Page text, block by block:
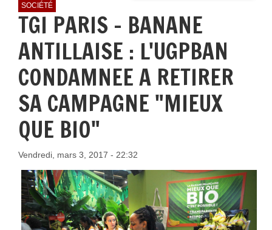
SOCIÉTÉ
TGI PARIS - BANANE
ANTILLAISE : L'UGPBAN
CONDAMNEE A RETIRER
SA CAMPAGNE "MIEUX
QUE BIO"
Vendredi, mars 3, 2017 - 22:32